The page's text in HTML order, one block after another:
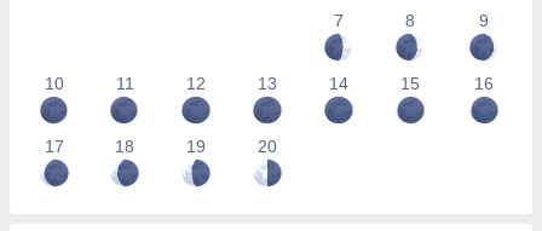
7
8 9
10 11 12 13 14 15 16
17 18 19 20